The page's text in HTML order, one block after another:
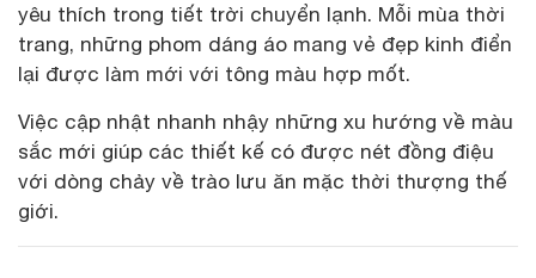
yêu thích trong tiết trời chuyển lạnh. Mỗi mùa thời
trang, những phom dáng áo mang vẻ đẹp kinh điển
lại được làm mới với tông màu hợp mốt.
Việc cập nhật nhanh nhậy những xu hướng về màu
sắc mới giúp các thiết kế có được nét đồng điệu
với dòng chảy về trào lưu ăn mặc thời thượng thế
giới.